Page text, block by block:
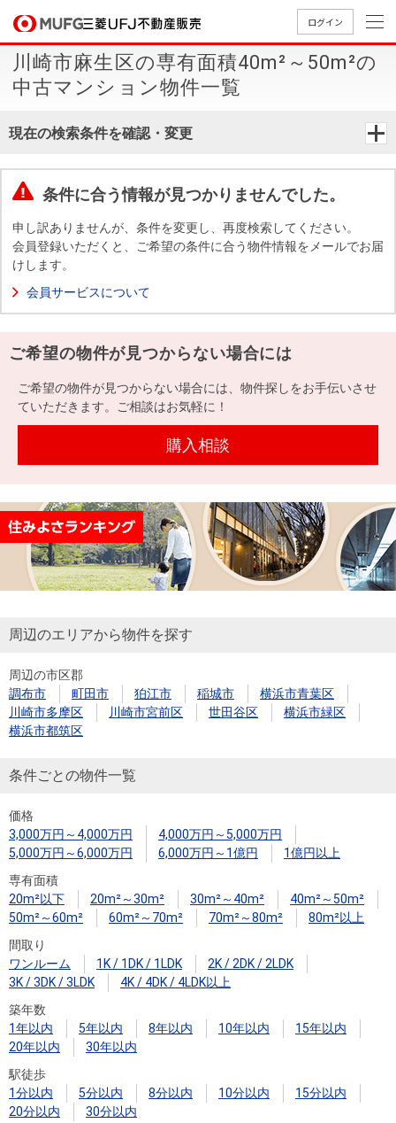
ログイン
買いたいTOP
中古
マン
ンを
探す
築・
一戸
建て
す
用
物
件
を
す
件を
探す
購入向け
サービス
住宅ロー
ンシミュ
住まい1プ
ラス（お
税金の本
（電子ブ
ック）
売りたいTOP
無
料
定
却
談
売却
金額
試算
売却向け
周辺相場
住まい1プ
住まいと
暮らしの
（電子ブ
売却ガイ
ド
店舗案内TOP
店舗のご
案内（首
案内（名
案内（関
会社情報TOP
ごあいさ
つ
要
Way
経営ビジ
ョン
組織図
役員一
沿革
本社地
図
（電子ブ
ック版）
採用情報TOP
新卒採用
情報
採用情報
買いたい
売りたい
店舗案内
会社情報
採用情報
提携企業にお勤めの方
閉じる
川崎市麻生区の専有面積40m²～50m²の
中古マンション物件一覧
現在の検索条件を確認・変更
条件に合う情報が見つかりませんでした。
申し訳ありませんが、条件を変更し、再度検索してください。
会員登録いただくと、ご希望の条件に合う物件情報をメールでお届
けします。
会員サービスについて
ご希望の物件が見つからない場合には
ご希望の物件が見つからない場合には、物件探しをお手伝いさせ
ていただきます。ご相談はお気軽に！
購入相談
周辺のエリアから物件を探す
周辺の市区郡
調布市
町田市 狛江市 稲城市
横浜市青葉区
川崎市多摩区
川崎市宮前区 世田谷区
横浜市緑区
横浜市都筑区
条件ごとの物件一覧
価格
3,000万円～4,000万円
4,000万円～5,000万円
5,000万円～6,000万円
6,000万円～1億円
1億円以上
専有面積
20m²以下
20m²～30m² 30m²～40m²
40m²～50m²
50m²～60m²
60m²～70m² 70m²～80m²
80m²以上
間取り
ワンルーム
1K / 1DK / 1LDK
2K / 2DK / 2LDK
3K / 3DK / 3LDK
4K / 4DK / 4LDK以上
築年数
1年以内
5年以内 8年以内 10年以内
15年以内
20年以内
30年以内
駅徒歩
1分以内
5分以内 8分以内 10分以内
15分以内
20分以内
30分以内